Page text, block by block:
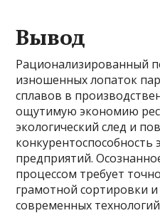
Вывод
Рационализированный
изношенных лопаток
сплавов в
ощутимую экономию
экологический след и
конкурентоспособность
предприятий.
процессом требует
грамотной сортировки
современных